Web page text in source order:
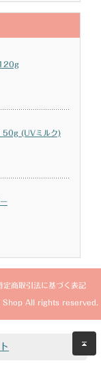
120g
50g (UVミルク)
定商取引法に基づく表記
Shop All rights reserved.